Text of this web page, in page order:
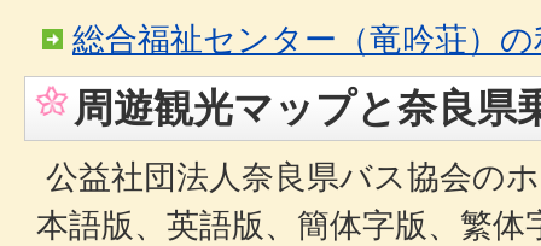
総合福祉センター（竜吟荘）
周遊観光マップと奈良県
公益社団法人奈良県バス協会の
本語版、英語版、簡体字版、繁